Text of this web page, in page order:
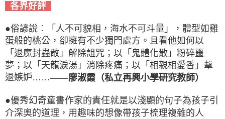
各界好評
●俗諺說︰「人不可貌相，海水不可斗量」，體型如雞
蛋般的桃公，卻擁有不少獨門處方。且看他如何以
「退魔封蟲散」解除詛咒；以「鬼體化散」粉碎噩
夢；以「天龍淚湯」消除疼痛；以「相親相愛香」擊
退嫉妒……——廖淑霞（私立再興小學研究教師）
●優秀幻奇童書作家的責任就是以淺顯的句子為孩子引
介深奧的道理，用趣味的想像帶孩子梳理複雜的人